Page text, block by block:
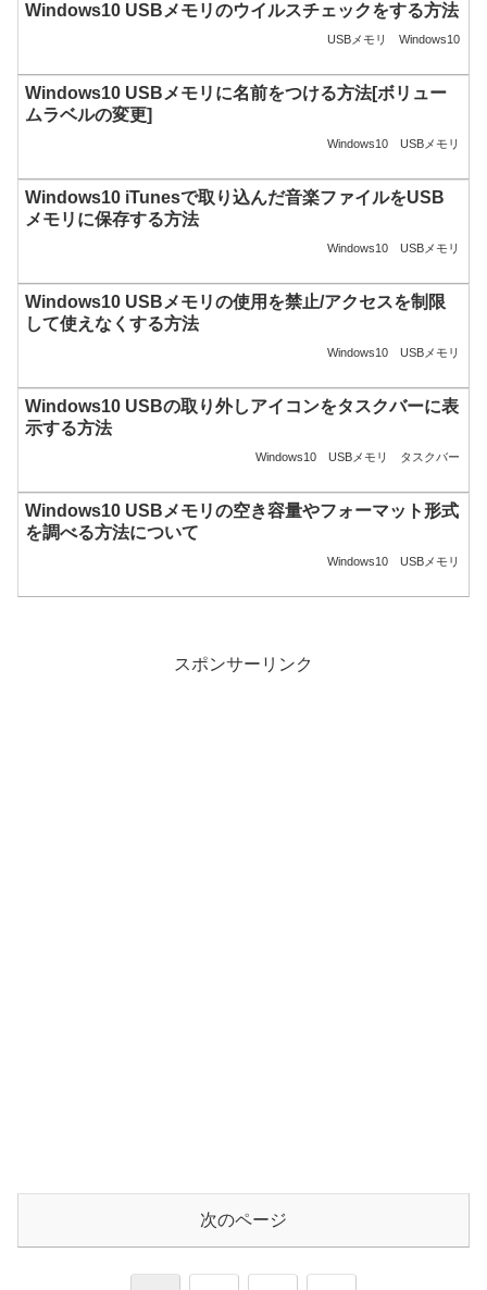
Windows10 USBメモリのウイルスチェックをする方法
USBメモリ Windows10
Windows10 USBメモリに名前をつける方法[ボリュー
ムラベルの変更]
Windows10 USBメモリ
Windows10 iTunesで取り込んだ音楽ファイルをUSB
メモリに保存する方法
Windows10 USBメモリ
Windows10 USBメモリの使用を禁止/アクセスを制限
して使えなくする方法
Windows10 USBメモリ
Windows10 USBの取り外しアイコンをタスクバーに表
示する方法
Windows10 USBメモリ タスクバー
Windows10 USBメモリの空き容量やフォーマット形式
を調べる方法について
Windows10 USBメモリ
スポンサーリンク
次のページ